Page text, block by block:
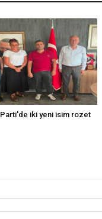
iki yeni isim rozet